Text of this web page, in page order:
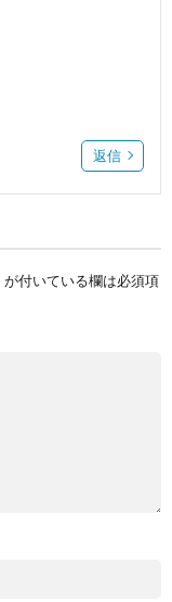
返信
が付いている欄は必須項